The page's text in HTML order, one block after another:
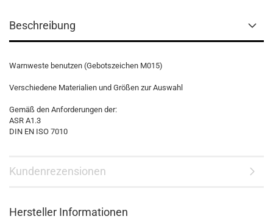
Beschreibung
Warnweste benutzen (Gebotszeichen M015)
Verschiedene Materialien und Größen zur Auswahl
Gemäß den Anforderungen der:
ASR A1.3
DIN EN ISO 7010
Kundenrezensionen
Hersteller Informationen